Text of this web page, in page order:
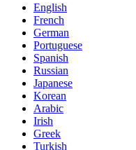
English
French
German
Portuguese
Spanish
Russian
Japanese
Korean
Arabic
Irish
Greek
Turkish